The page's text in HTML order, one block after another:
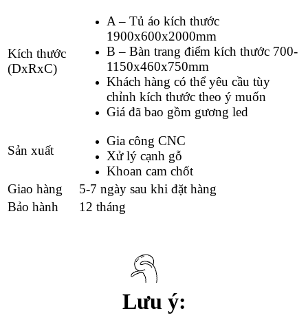
Kích thước
(DxRxC)
A – Tủ áo kích thước
1900x600x2000mm
B – Bàn trang điểm kích thước 700-
1150x460x750mm
Khách hàng có thể yêu cầu tùy
chỉnh kích thước theo ý muốn
Giá đã bao gồm gương led
Sản xuất
Gia công CNC
Xử lý cạnh gỗ
Khoan cam chốt
Giao hàng
5-7 ngày sau khi đặt hàng
Bảo hành
12 tháng
Lưu ý: